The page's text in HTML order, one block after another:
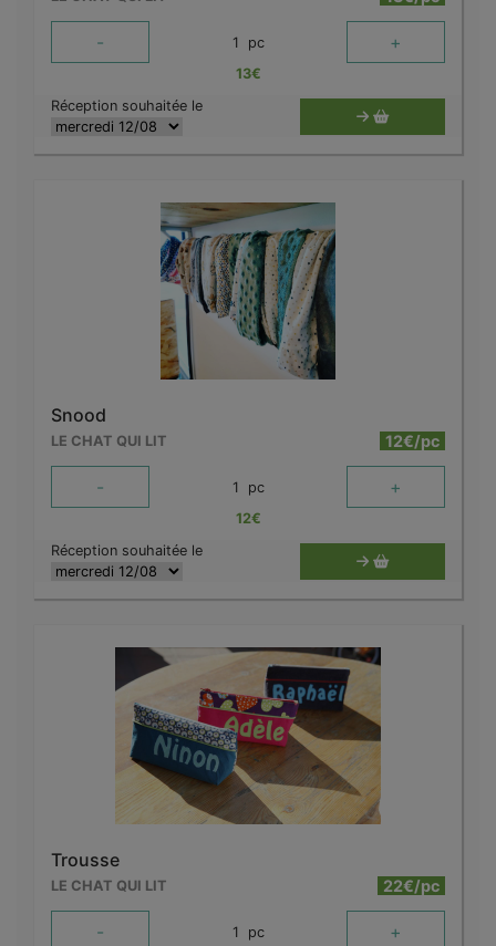
- 1 pc +
13€
Réception souhaitée le
Snood
LE CHAT QUI LIT 12€/pc
- 1 pc +
12€
Réception souhaitée le
Trousse
LE CHAT QUI LIT 22€/pc
- 1 pc +